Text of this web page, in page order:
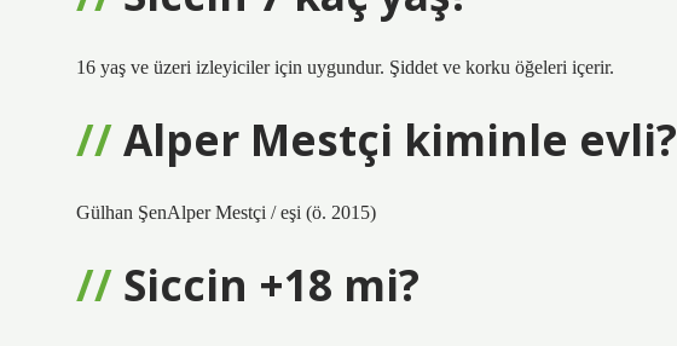
16 yaş ve üzeri izleyiciler için uygundur. Şiddet ve korku öğeleri içerir.
Alper Mestçi kiminle evli?
Gülhan ŞenAlper Mestçi / eşi (ö. 2015)
Siccin +18 mi?